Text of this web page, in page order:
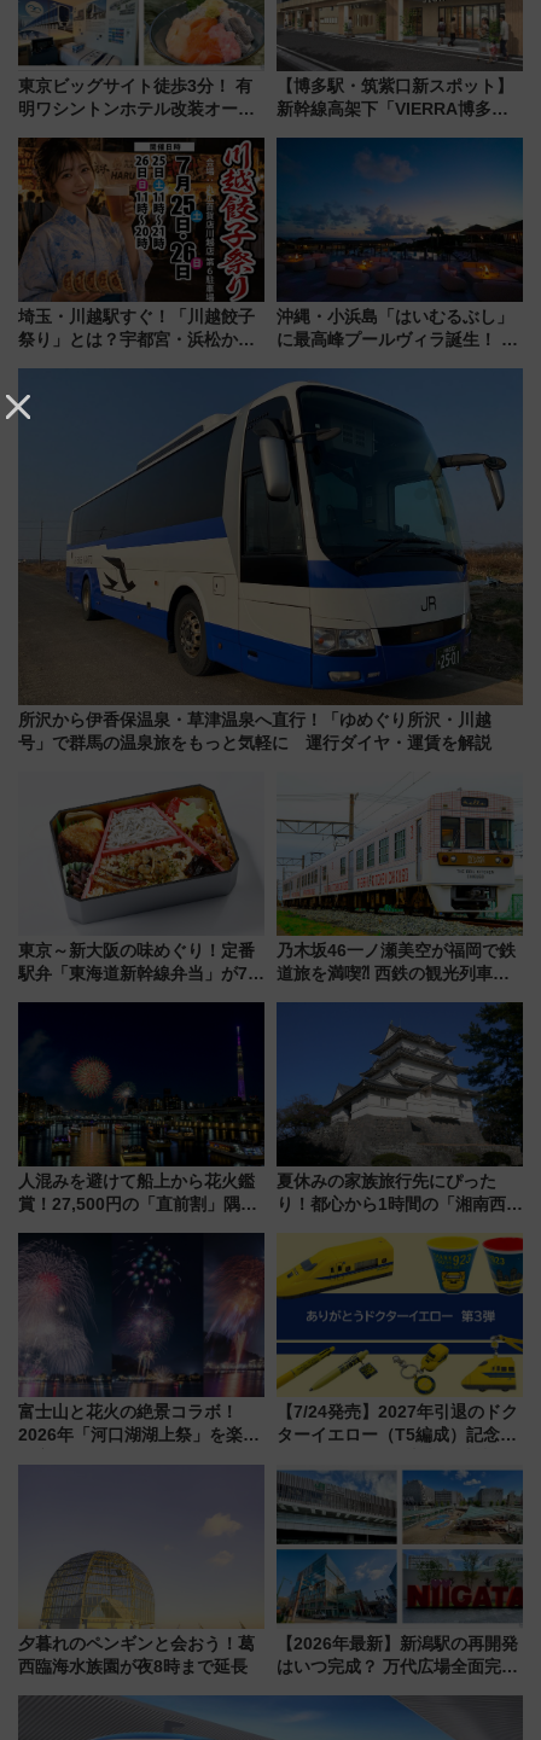
東京ビッグサイト徒歩3分！ 有
明ワシントンホテル改装オープ
客室」や海鮮丼が人気の朝食ビ
ュッフェを現地レポ
【博多駅・筑紫口新スポット】
新幹線高架下「VIERRA博多テ
など注目の全6店舗 「博多活憩
埼玉・川越駅すぐ！「川越餃子
祭り」とは？宇都宮・浜松から
催】
沖縄・小浜島「はいむるぶし」
に最高峰プールヴィラ誕生！ 石
美旅「何もしない贅沢」を体験
してみない？
所沢から伊香保温泉・草津温泉へ直行！「ゆめぐり所沢・川越
号」で群馬の温泉旅をもっと気軽に 運行ダイヤ・運賃を解説
東京～新大阪の味めぐり！定番
駅弁「東海道新幹線弁当」が7月
乃木坂46一ノ瀬美空が福岡で鉄
道旅を満喫⁈ 西鉄の観光列車
CHIKUGO」で巡る福岡･太宰
府･柳川の旅！YouTubeが公開
人混みを避けて船上から花火鑑
賞！27,500円の「直前割」隅田
メも持ち込みOK
夏休みの家族旅行先にぴった
り！都心から1時間の「湘南西エ
島とは異なる魅力を持つ今夏の
注目スポット
富士山と花火の絶景コラボ！
2026年「河口湖湖上祭」を楽し
【7/24発売】2027年引退のドク
ターイエロー（T5編成）記念グ
送の目覚まし時計など通販・販
売店舗まとめ
夕暮れのペンギンと会おう！葛
西臨海水族園が夜8時まで延長
【2026年最新】新潟駅の再開発
はいつ完成？ 万代広場全面完成
開発、バスタ新潟構想まで徹底